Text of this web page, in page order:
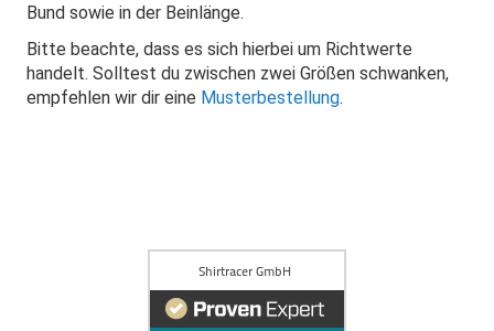
Bund sowie in der Beinlänge.
Bitte beachte, dass es sich hierbei um Richtwerte
handelt. Solltest du zwischen zwei Größen schwanken,
empfehlen wir dir eine Musterbestellung.